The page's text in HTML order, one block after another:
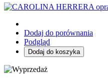
Dodaj do porównania
Podgląd
Dodaj do koszyka